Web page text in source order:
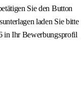
Sie den Button
laden Sie bitte
in Ihr Bewerbungsprofil